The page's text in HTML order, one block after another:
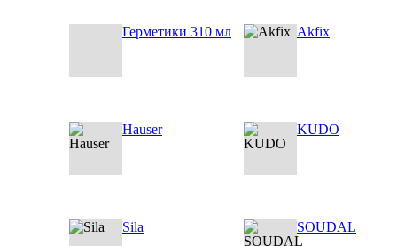
Герметики 310 мл Akfix
Hauser KUDO
Sila SOUDAL